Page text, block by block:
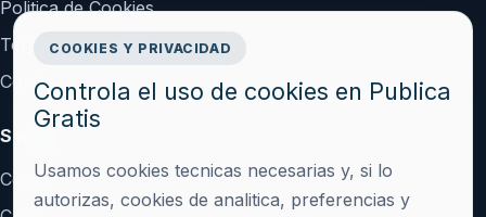
Politica de Cookies
Terminos y Condiciones
Configurar cookies
Soporte
Contacto
COOKIES Y PRIVACIDAD
Controla el uso de cookies en Publica
Gratis
Usamos cookies tecnicas necesarias y, si lo
autorizas, cookies de analitica, preferencias y